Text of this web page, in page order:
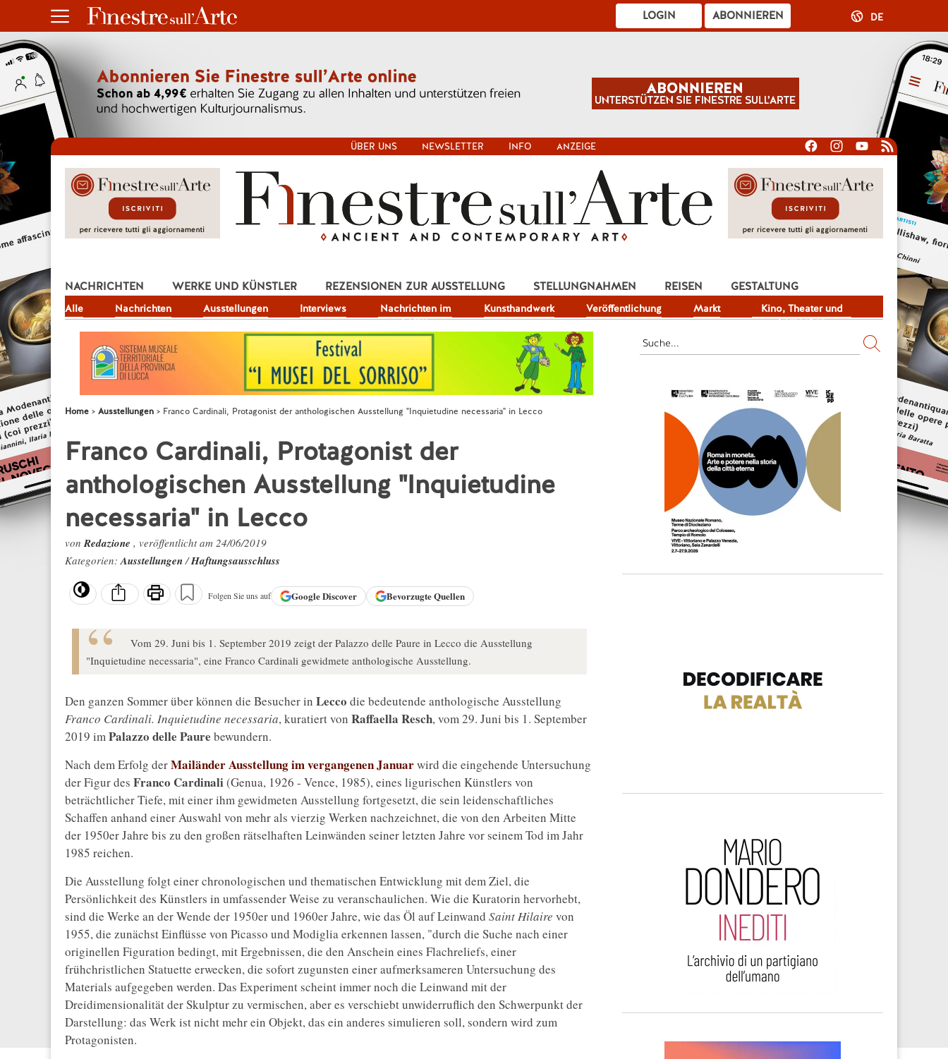
ABONNIEREN
LOGIN DE
ÜBER UNS NEWSLETTER INFO ANZEIGE
NACHRICHTEN
Alle Nachrichten Ausstellungen Interviews
Nachrichten im
Fokus
Kunsthandwerk Veröffentlichung Markt
Kino, Theater und
Fernsehen
WERKE UND KÜNSTLER REZENSIONEN ZUR AUSSTELLUNG STELLUNGNAHMEN REISEN
GESTALTUNG
JOB
Home Ausstellungen Franco Cardinali, Protagonist der anthologischen Ausstellung "Inquietudine necessaria" in Lecco
Franco Cardinali, Protagonist der
anthologischen Ausstellung "Inquietudine
necessaria" in Lecco
vonRedazione , veröffentlicht am 24/06/2019
Kategorien:Ausstellungen/Haftungsausschluss
Folgen Sie uns auf GoogleDiscover Bevorzugte Quellen
Vom 29. Juni bis 1. September 2019 zeigt der Palazzo delle Paure in Lecco die Ausstellung
"Inquietudine necessaria", eine Franco Cardinali gewidmete anthologische Ausstellung.
Den ganzen Sommer über können die Besucher in Lecco die bedeutende anthologische Ausstellung
Franco Cardinali. Inquietudine necessaria, kuratiert von Raffaella Resch, vom 29. Juni bis 1. September
2019 imPalazzo delle Paure bewundern.
Nach dem Erfolg derMailänder Ausstellung im vergangenen Januarwird die eingehende Untersuchung
der Figur des Franco Cardinali(Genua, 1926 - Vence, 1985), eines ligurischen Künstlers von
beträchtlicher Tiefe, mit einer ihm gewidmeten Ausstellung fortgesetzt, die sein leidenschaftliches
Schaffen anhand einer Auswahl von mehr als vierzig Werken nachzeichnet, die von den Arbeiten Mitte
der 1950er Jahre bis zu den großen rätselhaften Leinwänden seiner letzten Jahre vor seinem Tod im Jahr
1985 reichen.
Die Ausstellung folgt einer chronologischen und thematischen Entwicklung mit dem Ziel, die
Persönlichkeit des Künstlers in umfassender Weise zu veranschaulichen. Wie die Kuratorin hervorhebt,
sind die Werke an der Wende der 1950er und 1960er Jahre, wie das Öl auf Leinwand Saint Hilaire von
1955, die zunächst Einflüsse von Picasso und Modiglia erkennen lassen, "durch die Suche nach einer
originellen Figuration bedingt, mit Ergebnissen, die den Anschein eines Flachreliefs, einer
frühchristlichen Statuette erwecken, die sofort zugunsten einer aufmerksameren Untersuchung des
Materials aufgegeben werden. Das Experiment scheint immer noch die Leinwand mit der
Dreidimensionalität der Skulptur zu vermischen, aber es verschiebt unwiderruflich den Schwerpunkt der
Darstellung: das Werk ist nicht mehr ein Objekt, das ein anderes simulieren soll, sondern wird zum
Protagonisten.